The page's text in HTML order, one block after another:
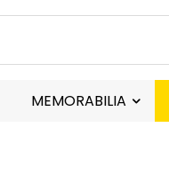
MEMORABILIA